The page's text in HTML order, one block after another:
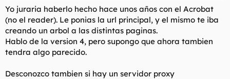
Yo juraria haberlo hecho hace unos años con el Acrobat
(no el reader). Le ponias la url principal, y el mismo te iba
creando un arbol a las distintas paginas.
Hablo de la version 4, pero supongo que ahora tambien
tendra algo parecido.
Desconozco tambien si hay un servidor proxy